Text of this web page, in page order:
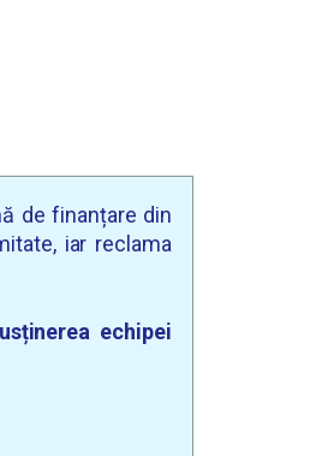
de finanțare din
iar reclama
echipei